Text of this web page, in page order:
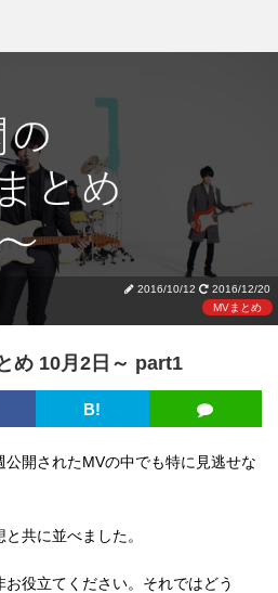
2016/10/12
2016/12/20
MVまとめ
め 10月2日～ part1
B!
開されたMVの中でも特に見逃せな
共に並べました。
役立てください。それではどう